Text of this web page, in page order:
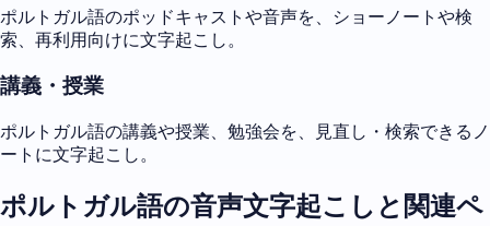
ポルトガル語のポッドキャストや音声を、ショーノートや検
索、再利用向けに文字起こし。
講義・授業
ポルトガル語の講義や授業、勉強会を、見直し・検索できるノ
ートに文字起こし。
ポルトガル語の音声文字起こしと関連ペ